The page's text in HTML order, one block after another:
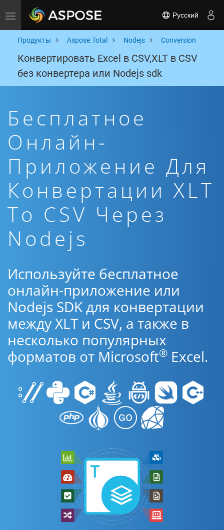
Toggle navigation Русский
Продукты Aspose.Total Nodejs Conversion
Конвертировать Excel в CSV,XLT в CSV
без конвертера или Nodejs sdk
Бесплатное
Онлайн-
Приложение Для
Конвертации XLT
To CSV Через
Nodejs
Используйте бесплатное
онлайн-приложение или
Nodejs SDK для конвертации
между XLT и CSV, а также в
несколько популярных
форматов от Microsoft® Excel.